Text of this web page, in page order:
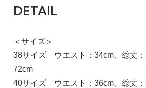
DETAIL
＜サイズ＞
38サイズ ウエスト：34cm、総丈：
72cm
40サイズ ウエスト：36cm、総丈：
40
16,544円(税込)
SOLD OUT
40